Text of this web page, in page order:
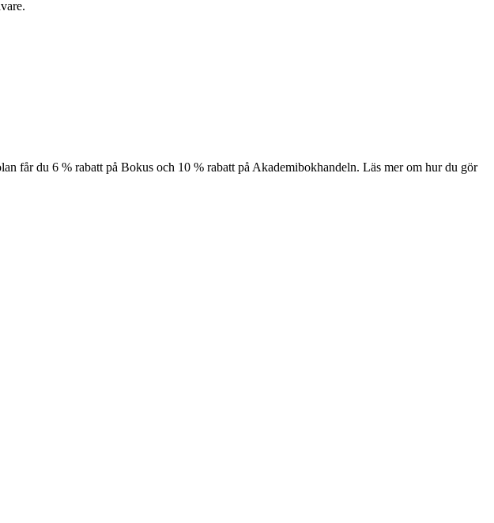
får du 6 % rabatt på Bokus och 10 % rabatt på Akademibokhandeln. Läs mer om hur du gör